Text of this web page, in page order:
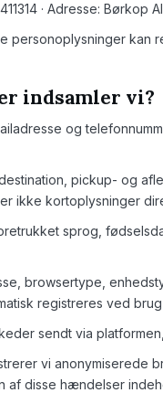
· Adresse: Børkop
personoplysninger kan
indsamler vi?
og
pickup- og
ikke kortoplysninger
sprog,
browsertype,
registreres ved
sendt via
vi
af disse hændelser